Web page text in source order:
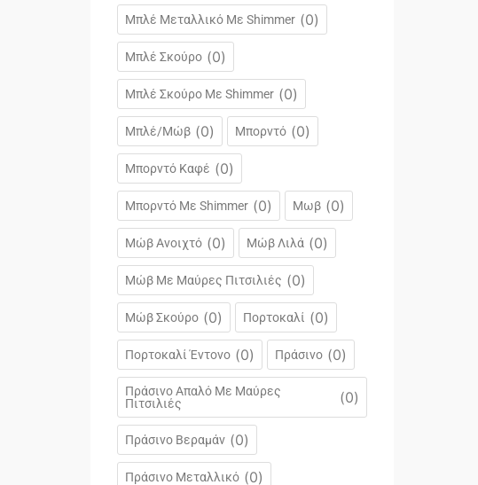
Μπλέ Μεταλλικό Με Shimmer (0)
Μπλέ Σκούρο (0)
Μπλέ Σκούρο Με Shimmer (0)
Μπλέ/μώβ (0) Μπορντό (0)
Μπορντό Καφέ (0)
Μπορντό Με Shimmer (0) Μωβ (0)
Μώβ Ανοιχτό (0) Μώβ Λιλά (0)
Μώβ Με Μαύρες Πιτσιλιές (0)
Μώβ Σκούρο (0) Πορτοκαλί (0)
Πορτοκαλί Έντονο (0) Πράσινο (0)
Πράσινο Απαλό Με Μαύρες
Πιτσιλιές
(0)
Πράσινο Βεραμάν (0)
Πράσινο Μεταλλικό (0)